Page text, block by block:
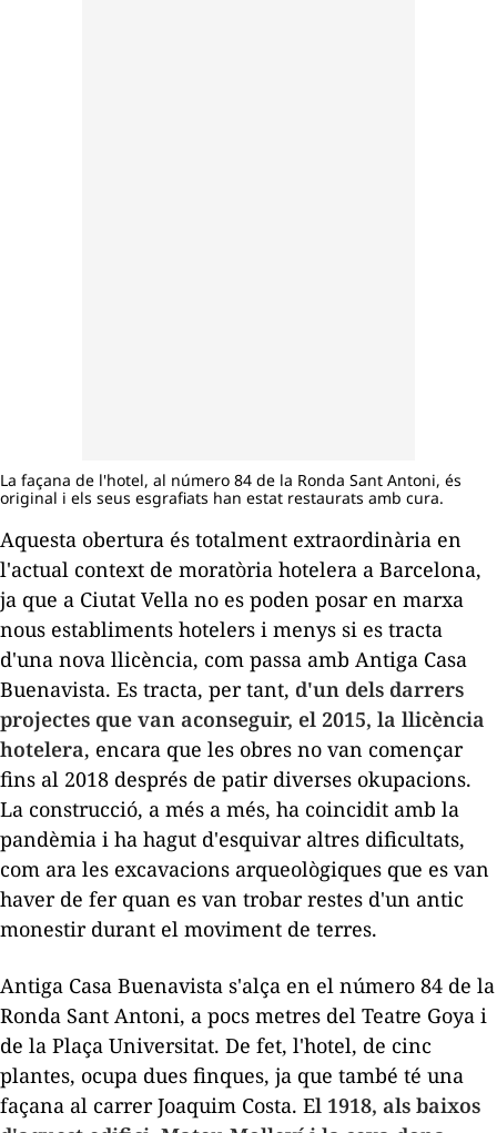
La façana de l'hotel, al número 84 de la Ronda Sant Antoni, és
original i els seus esgrafiats han estat restaurats amb cura.
Aquesta obertura és totalment extraordinària en
l'actual context de moratòria hotelera a Barcelona, ​​
ja que a Ciutat Vella no es poden posar en marxa
nous establiments hotelers i menys si es tracta
d'una nova llicència, com passa amb Antiga Casa
Buenavista. Es tracta, per tant, d'un dels darrers
projectes que van aconseguir, el 2015, la llicència
hotelera, encara que les obres no van començar
fins al 2018 després de patir diverses okupacions.
La construcció, a més a més, ha coincidit amb la
pandèmia i ha hagut d'esquivar altres dificultats,
com ara les excavacions arqueològiques que es van
haver de fer quan es van trobar restes d'un antic
monestir durant el moviment de terres.
Antiga Casa Buenavista s'alça en el número 84 de la
Ronda Sant Antoni, a pocs metres del Teatre Goya i
de la Plaça Universitat. De fet, l'hotel, de cinc
plantes, ocupa dues finques, ja que també té una
façana al carrer Joaquim Costa. El 1918, als baixos